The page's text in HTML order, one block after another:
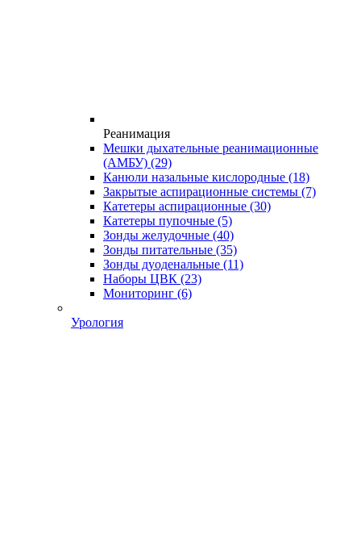
Реанимация
Мешки дыхательные реанимационные
(АМБУ) (29)
Канюли назальные кислородные (18)
Закрытые аспирационные системы (7)
Катетеры аспирационные (30)
Катетеры пупочные (5)
Зонды желудочные (40)
Зонды питательные (35)
Зонды дуоденальные (11)
Наборы ЦВК (23)
Мониторинг (6)
Урология